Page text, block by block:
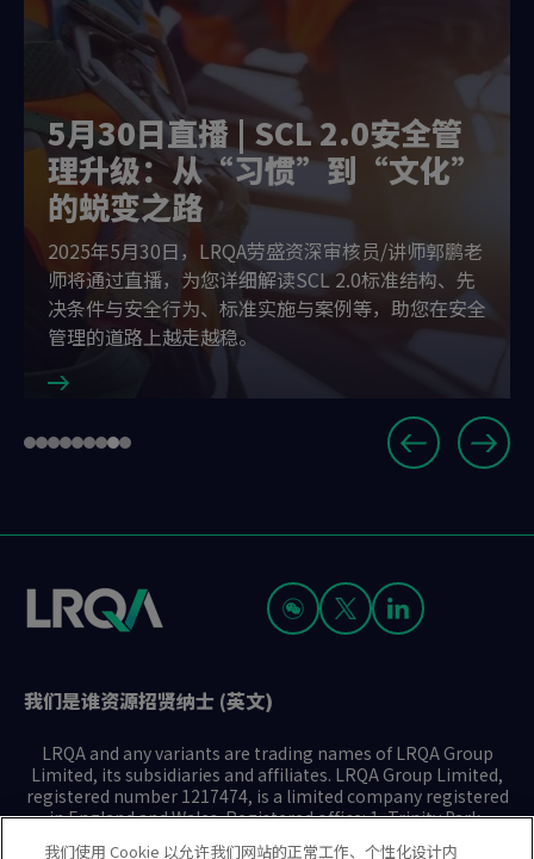
5月30日直播 | SCL 2.0安全管
理升级：从“习惯”到“文化”
的蜕变之路
2025年5月30日，LRQA劳盛资深审核员/讲师郭鹏老
师将通过直播，为您详细解读SCL 2.0标准结构、先
决条件与安全行为、标准实施与案例等，助您在安全
管理的道路上越走越稳。
Slide
Go
1
Go
2
Go
3
Go
4
Go
5
Go
6
Go
7
Go
8
Go
9
我们是谁资源招贤纳士 (英文)
LRQA and any variants are trading names of LRQA Group
Limited, its subsidiaries and affiliates. LRQA Group Limited,
registered number 1217474, is a limited company registered
in England and Wales. Registered office: 1, Trinity Park,
Bickenhill Lane, Birmingham B37 7ES. © 2025 LRQA Group
我们使用 Cookie 以允许我们网站的正常工作、个性化设计内